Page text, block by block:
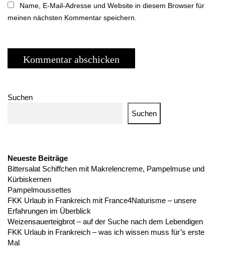
Name, E-Mail-Adresse und Website in diesem Browser für
meinen nächsten Kommentar speichern.
Suchen
Suchen
Neueste Beiträge
Bittersalat Schiffchen mit Makrelencreme, Pampelmuse und
Kürbiskernen
Pampelmoussettes
FKK Urlaub in Frankreich mit France4Naturisme – unsere
Erfahrungen im Überblick
Weizensauerteigbrot – auf der Suche nach dem Lebendigen
FKK Urlaub in Frankreich – was ich wissen muss für’s erste
Mal